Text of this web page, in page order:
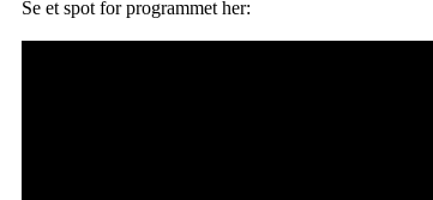
Se et spot for programmet her: